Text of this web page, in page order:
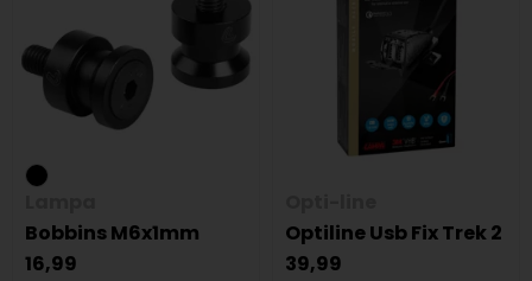
Bobbins M6x1mm
16,99
Optiline Usb Fix Trek 2
39,99